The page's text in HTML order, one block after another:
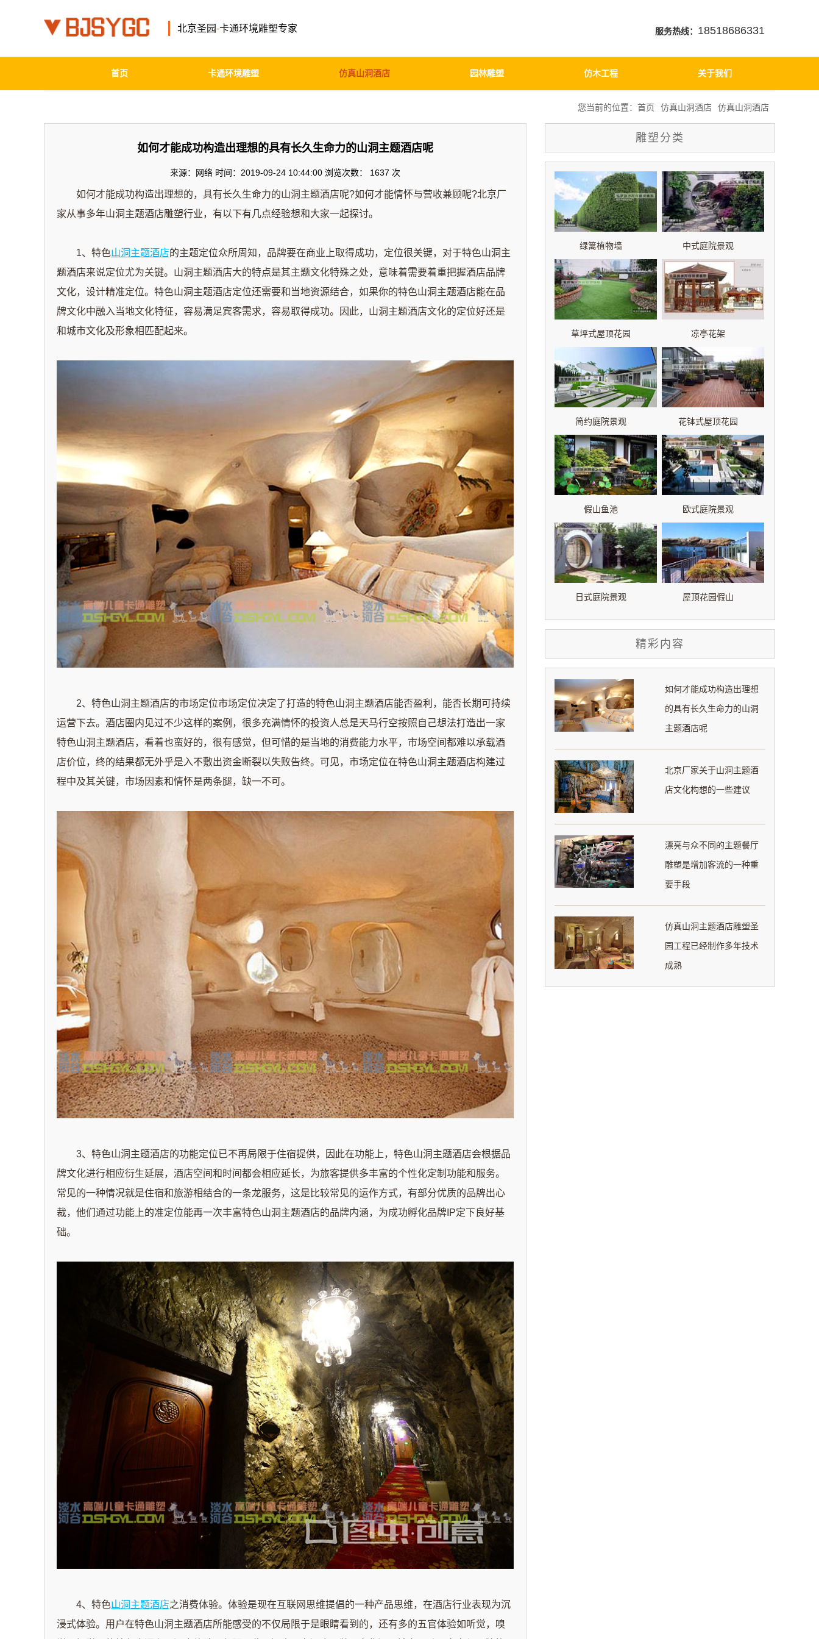
北京圣园-卡通环境雕塑专家 服务热线： 18518686331
首页 卡通环境雕塑 仿真山洞酒店 园林雕塑 仿木工程 关于我们
您当前的位置： 首页 仿真山洞酒店 仿真山洞酒店
如何才能成功构造出理想的具有长久生命力的山洞主题酒店呢
来源：网络 时间：2019-09-24 10:44:00 浏览次数： 1637 次
如何才能成功构造出理想的，具有长久生命力的山洞主题酒店呢?如何才能情怀与营收兼顾呢?北京厂
家从事多年山洞主题酒店雕塑行业，有以下有几点经验想和大家一起探讨。
1、特色山洞主题酒店的主题定位众所周知，品牌要在商业上取得成功，定位很关键，对于特色山洞主
题酒店来说定位尤为关键。山洞主题酒店大的特点是其主题文化特殊之处，意味着需要着重把握酒店品牌
文化，设计精准定位。特色山洞主题酒店定位还需要和当地资源结合，如果你的特色山洞主题酒店能在品
牌文化中融入当地文化特征，容易满足宾客需求，容易取得成功。因此，山洞主题酒店文化的定位好还是
和城市文化及形象相匹配起来。
2、特色山洞主题酒店的市场定位市场定位决定了打造的特色山洞主题酒店能否盈利，能否长期可持续
运营下去。酒店圈内见过不少这样的案例，很多充满情怀的投资人总是天马行空按照自己想法打造出一家
特色山洞主题酒店，看着也蛮好的，很有感觉，但可惜的是当地的消费能力水平，市场空间都难以承载酒
店价位，终的结果都无外乎是入不敷出资金断裂以失败告终。可见，市场定位在特色山洞主题酒店构建过
程中及其关键，市场因素和情怀是两条腿，缺一不可。
3、特色山洞主题酒店的功能定位已不再局限于住宿提供，因此在功能上，特色山洞主题酒店会根据品
牌文化进行相应衍生延展，酒店空间和时间都会相应延长，为旅客提供多丰富的个性化定制功能和服务。
常见的一种情况就是住宿和旅游相结合的一条龙服务，这是比较常见的运作方式，有部分优质的品牌出心
裁，他们通过功能上的准定位能再一次丰富特色山洞主题酒店的品牌内涵，为成功孵化品牌IP定下良好基
础。
4、特色山洞主题酒店之消费体验。体验是现在互联网思维提倡的一种产品思维，在酒店行业表现为沉
浸式体验。用户在特色山洞主题酒店所能感受的不仅局限于是眼睛看到的，还有多的五官体验如听觉，嗅
雕塑分类
绿篱植物墙 中式庭院景观
草坪式屋顶花园 凉亭花架
简约庭院景观 花钵式屋顶花园
假山鱼池 欧式庭院景观
日式庭院景观 屋顶花园假山
精彩内容
如何才能成功构造出理想
的具有长久生命力的山洞
主题酒店呢
北京厂家关于山洞主题酒
店文化构想的一些建议
漂亮与众不同的主题餐厅
雕塑是增加客流的一种重
要手段
仿真山洞主题酒店雕塑圣
园工程已经制作多年技术
成熟